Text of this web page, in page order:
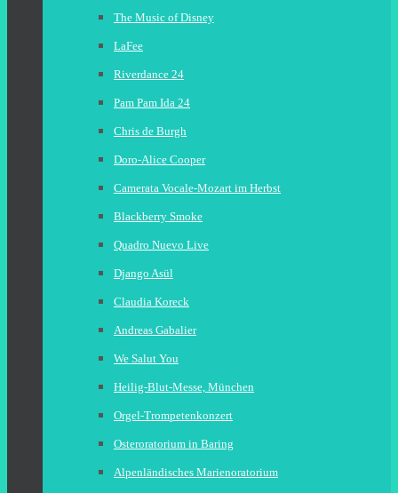
The Music of Disney
LaFee
Riverdance 24
Pam Pam Ida 24
Chris de Burgh
Doro-Alice Cooper
Camerata Vocale-Mozart im Herbst
Blackberry Smoke
Quadro Nuevo Live
Django Asül
Claudia Koreck
Andreas Gabalier
We Salut You
Heilig-Blut-Messe, München
Orgel-Trompetenkonzert
Osteroratorium in Baring
Alpenländisches Marienoratorium